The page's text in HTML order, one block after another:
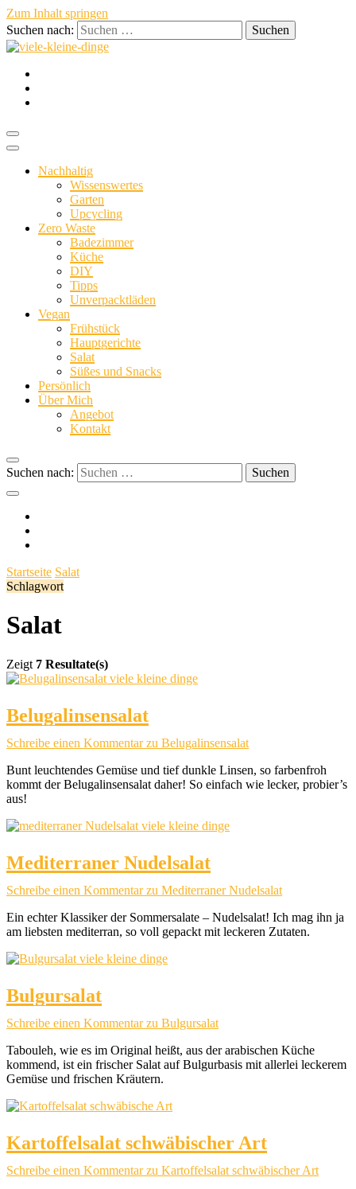
Zum Inhalt springen
Suchen nach:
viele-
kleine-
dinge
nachhaltig vegan persönlich
Nachhaltig
Wissenswertes
Garten
Upcycling
Zero Waste
Badezimmer
Küche
DIY
Tipps
Unverpacktläden
Vegan
Frühstück
Hauptgerichte
Salat
Süßes und Snacks
Persönlich
Über Mich
Angebot
Kontakt
Suchen nach:
Startseite Salat
Schlagwort
Salat
Zeigt 7 Resultate(s)
Belugalinsensalat
Schreibe einen Kommentarzu Belugalinsensalat
Bunt leuchtendes Gemüse und tief dunkle Linsen, so farbenfroh
kommt der Belugalinsensalat daher! So einfach wie lecker, probier’s
aus!
Mediterraner Nudelsalat
Schreibe einen Kommentarzu Mediterraner Nudelsalat
Ein echter Klassiker der Sommersalate – Nudelsalat! Ich mag ihn ja
am liebsten mediterran, so voll gepackt mit leckeren Zutaten.
Bulgursalat
Schreibe einen Kommentarzu Bulgursalat
Tabouleh, wie es im Original heißt, aus der arabischen Küche
kommend, ist ein frischer Salat auf Bulgurbasis mit allerlei leckerem
Gemüse und frischen Kräutern.
Kartoffelsalat schwäbischer Art
Schreibe einen Kommentarzu Kartoffelsalat schwäbischer Art